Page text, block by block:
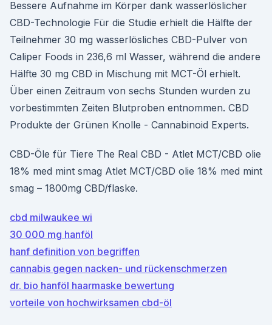
Bessere Aufnahme im Körper dank wasserlöslicher
CBD-Technologie Für die Studie erhielt die Hälfte der
Teilnehmer 30 mg wasserlösliches CBD-Pulver von
Caliper Foods in 236,6 ml Wasser, während die andere
Hälfte 30 mg CBD in Mischung mit MCT-Öl erhielt.
Über einen Zeitraum von sechs Stunden wurden zu
vorbestimmten Zeiten Blutproben entnommen. CBD
Produkte der Grünen Knolle - Cannabinoid Experts.
CBD-Öle für Tiere The Real CBD - Atlet MCT/CBD olie
18% med mint smag Atlet MCT/CBD olie 18% med mint
smag – 1800mg CBD/flaske.
cbd milwaukee wi
30 000 mg hanföl
hanf definition von begriffen
cannabis gegen nacken- und rückenschmerzen
dr. bio hanföl haarmaske bewertung
vorteile von hochwirksamen cbd-öl